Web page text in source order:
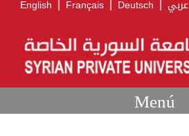
English | Français | Deutsch | عربي
Menú